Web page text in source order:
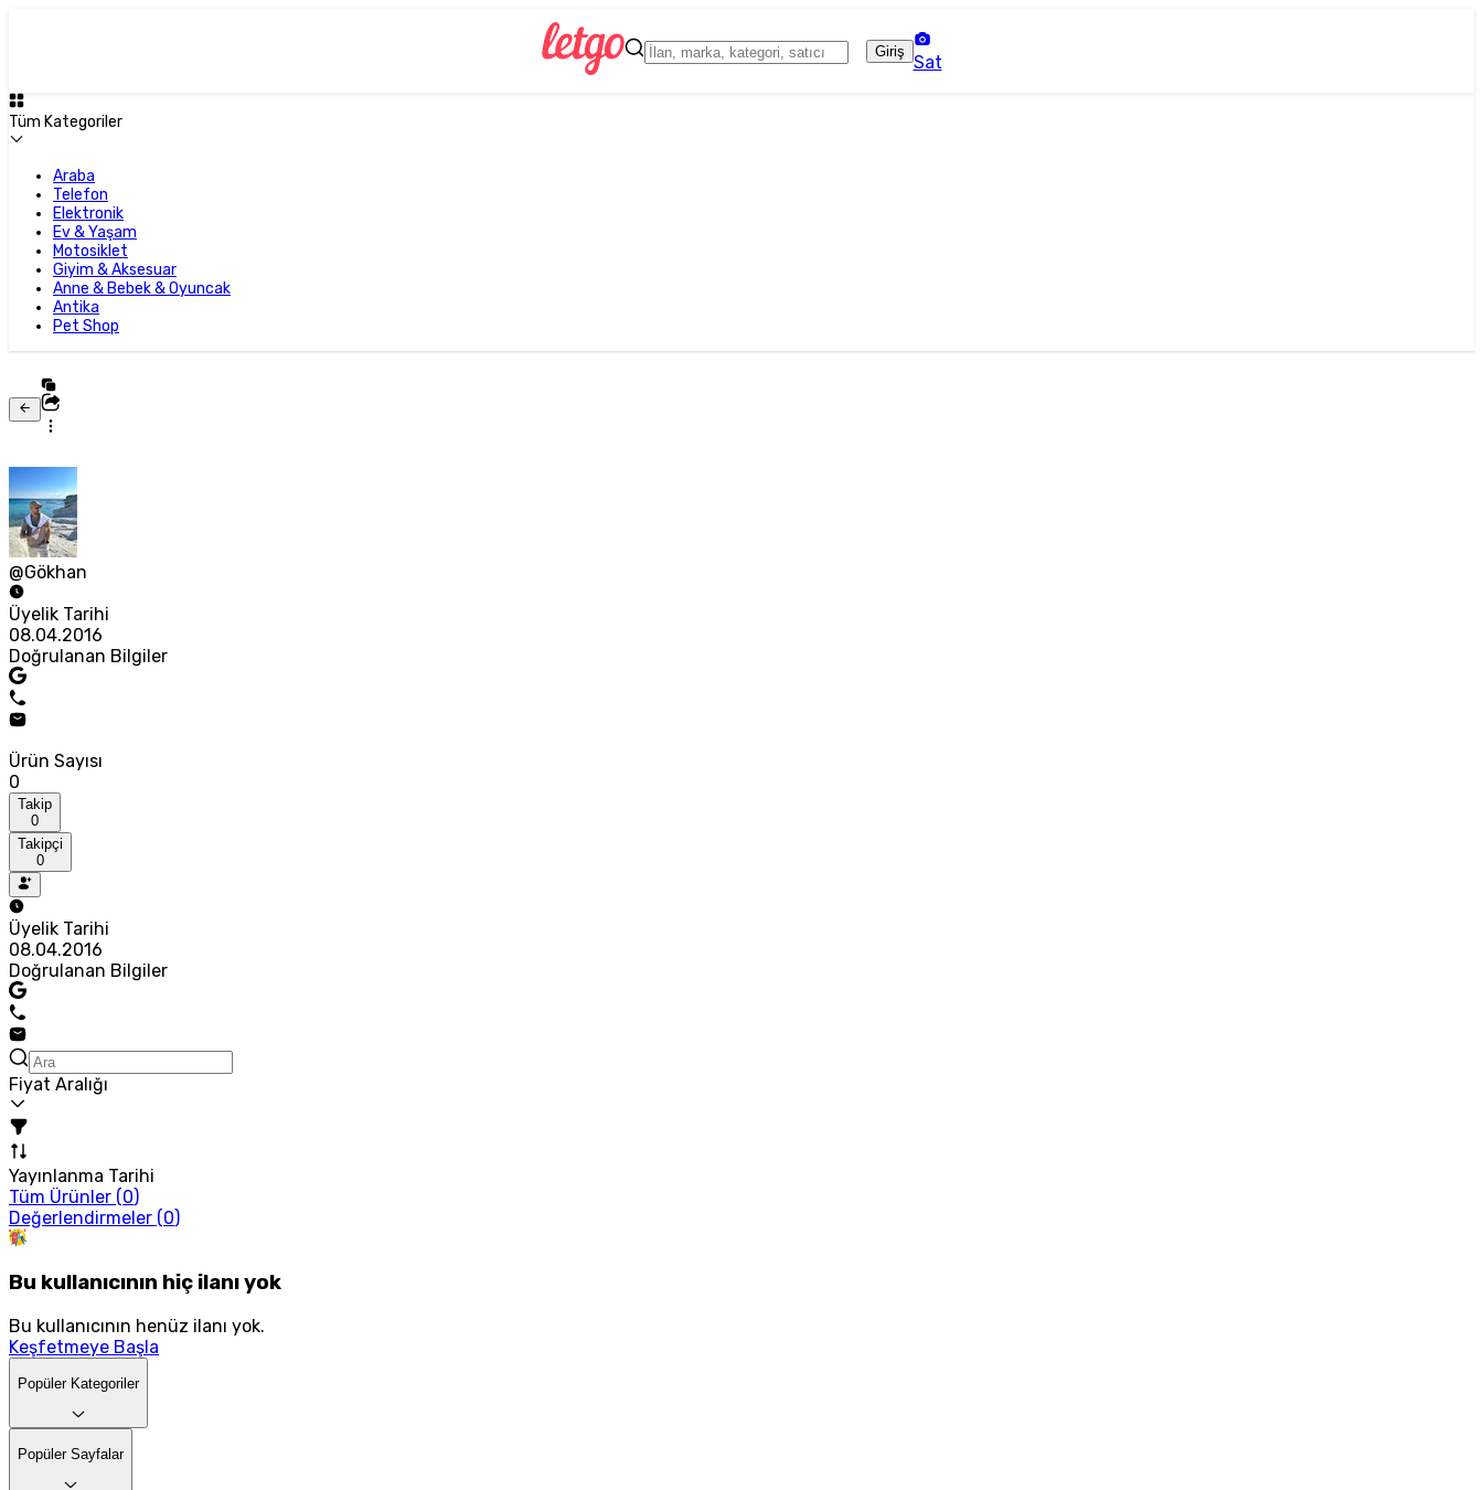
Giriş
Sat
Tüm Kategoriler
Araba
Telefon
Elektronik
Ev & Yaşam
Motosiklet
Giyim & Aksesuar
Anne & Bebek & Oyuncak
Antika
Pet Shop
@Gökhan
Üyelik Tarihi
08.04.2016
Doğrulanan Bilgiler
Ürün Sayısı
0
Takip
0
Takipçi
0
Üyelik Tarihi
08.04.2016
Doğrulanan Bilgiler
Fiyat Aralığı
Yayınlanma Tarihi
Tüm Ürünler (0)
Değerlendirmeler (0)
Bu kullanıcının hiç ilanı yok
Bu kullanıcının henüz ilanı yok.
Keşfetmeye Başla
Popüler Kategoriler
Popüler Sayfalar